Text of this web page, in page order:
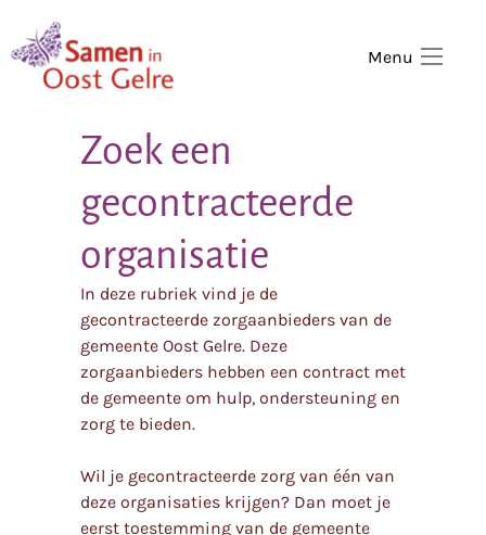
Menu
Zoek een
gecontracteerde
organisatie
In deze rubriek vind je de
gecontracteerde zorgaanbieders van de
gemeente Oost Gelre. Deze
zorgaanbieders hebben een contract met
de gemeente om hulp, ondersteuning en
zorg te bieden.
Wil je gecontracteerde zorg van één van
deze organisaties krijgen? Dan moet je
eerst toestemming van de gemeente